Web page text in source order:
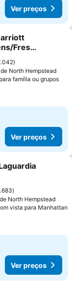
Ver preços
favoritos
Fresh
North Hempstead
família ou grupos
Ver preços
favoritos
North Hempstead
vista para Manhattan
Ver preços